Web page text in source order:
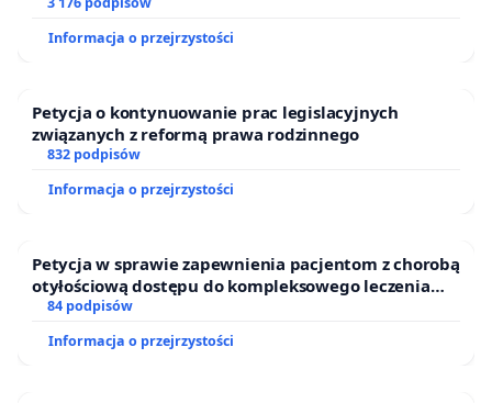
finansowej kluczowych urzędników i sędziów
Informacja o przejrzystości
Petycja o kontynuowanie prac legislacyjnych
związanych z reformą prawa rodzinnego
832 podpisów
Informacja o przejrzystości
Petycja w sprawie zapewnienia pacjentom z chorobą
otyłościową dostępu do kompleksowego leczenia
oraz programów profilaktycznych.
84 podpisów
Informacja o przejrzystości